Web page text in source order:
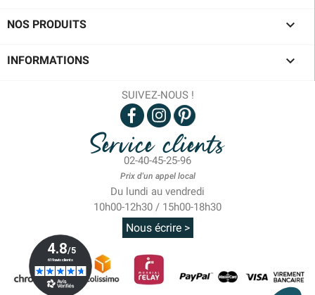
NOS PRODUITS 
INFORMATIONS 
SUIVEZ-NOUS !
Service clients
02-40-45-25-96
Prix d'un appel local
Du lundi au vendredi
10h00-12h30 / 15h00-18h30
Nous écrire >